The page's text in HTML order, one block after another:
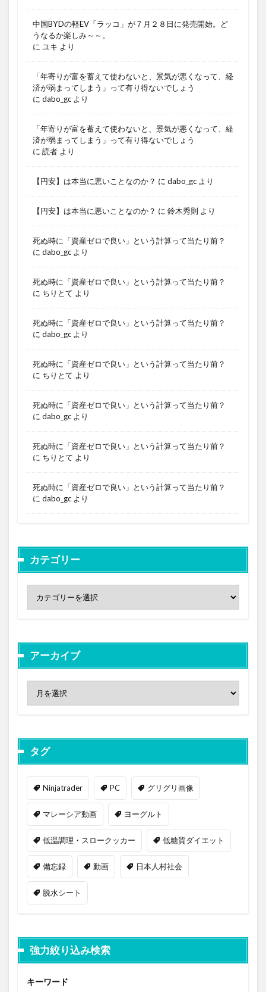
中国BYDの軽EV「ラッコ」が７月２８日に発売開始。ど
うなるか楽しみ～～。
に ユキ より
「年寄りが富を蓄えて使わないと、景気が悪くなって、経
済が弱まってしまう」って有り得ないでしょう
に dabo_gc より
「年寄りが富を蓄えて使わないと、景気が悪くなって、経
済が弱まってしまう」って有り得ないでしょう
に 読者 より
【円安】は本当に悪いことなのか？ に dabo_gc より
【円安】は本当に悪いことなのか？ に 鈴木秀則 より
死ぬ時に「資産ゼロで良い」という計算って当たり前？
に dabo_gc より
死ぬ時に「資産ゼロで良い」という計算って当たり前？
に ちりとて より
死ぬ時に「資産ゼロで良い」という計算って当たり前？
に dabo_gc より
死ぬ時に「資産ゼロで良い」という計算って当たり前？
に ちりとて より
死ぬ時に「資産ゼロで良い」という計算って当たり前？
に dabo_gc より
死ぬ時に「資産ゼロで良い」という計算って当たり前？
に ちりとて より
死ぬ時に「資産ゼロで良い」という計算って当たり前？
に dabo_gc より
カテゴリー
アーカイブ
タグ
Ninjatrader PC グリグリ画像
マレーシア動画 ヨーグルト
低温調理・スロークッカー 低糖質ダイエット
備忘録 動画 日本人村社会
脱水シート
強力絞り込み検索
キーワード